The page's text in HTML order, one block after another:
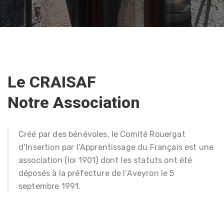
Le CRAISAF
Notre Association
Créé par des bénévoles, le Comité Rouergat
d’Insertion par l’Apprentissage du Français est une
association (loi 1901) dont les statuts ont été
déposés à la préfecture de l’Aveyron le 5
septembre 1991.